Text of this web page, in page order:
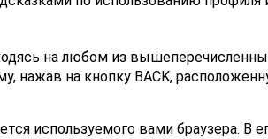
на любом из
нажав на кнопку BACK,
используемого вами браузера. В